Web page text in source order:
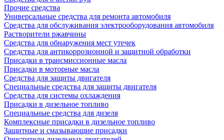
Прочие средства
Универсальные средства для ремонта автомобиля
Средства для обслуживания электрооборудования автомобиля
Растворители ржавчины
Средства для обнаружения мест утечек
Средства для антикоррозионной и защитной обработки
Присадки в трансмиссионные масла
Присадки в моторные масла
Средства для защиты двигателя
Специальныe средства для защиты двигателя
Средства для системы охлаждения
Присадки в дизельное топливо
Спeциальные средства для дизеля
Комплексные присадки в дизельное топливо
Защитные и смазывающие присадки